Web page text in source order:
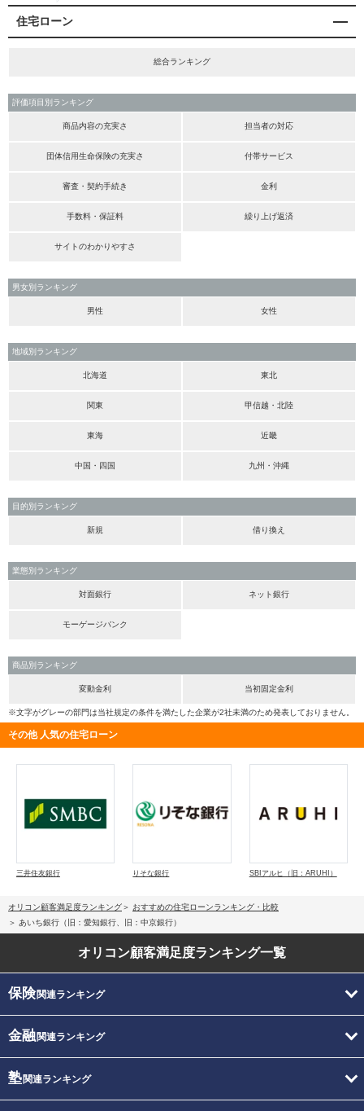
住宅ローン
総合ランキング
評価項目別ランキング
商品内容の充実さ 担当者の対応
団体信用生命保険の充実さ 付帯サービス
審査・契約手続き 金利
手数料・保証料 繰り上げ返済
サイトのわかりやすさ
男女別ランキング
男性 女性
地域別ランキング
北海道 東北
関東 甲信越・北陸
東海 近畿
中国・四国 九州・沖縄
目的別ランキング
新規 借り換え
業態別ランキング
対面銀行 ネット銀行
モーゲージバンク
商品別ランキング
変動金利 当初固定金利
※文字がグレーの部門は当社規定の条件を満たした企業が2社未満のため発表しておりません。
その他 人気の住宅ローン
三井住友銀行 りそな銀行 SBIアルヒ（旧：ARUHI）
オリコン顧客満足度ランキング
おすすめの住宅ローンランキング・比較
あいち銀行（旧：愛知銀行、旧：中京銀行）
オリコン顧客満足度ランキング一覧
保険関連ランキング
金融関連ランキング
塾関連ランキング